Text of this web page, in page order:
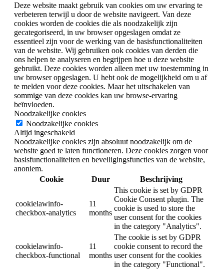
Deze website maakt gebruik van cookies om uw ervaring te
verbeteren terwijl u door de website navigeert. Van deze
cookies worden de cookies die als noodzakelijk zijn
gecategoriseerd, in uw browser opgeslagen omdat ze
essentieel zijn voor de werking van de basisfunctionaliteiten
van de website. Wij gebruiken ook cookies van derden die
ons helpen te analyseren en begrijpen hoe u deze website
gebruikt. Deze cookies worden alleen met uw toestemming in
uw browser opgeslagen. U hebt ook de mogelijkheid om u af
te melden voor deze cookies. Maar het uitschakelen van
sommige van deze cookies kan uw browse-ervaring
beïnvloeden.
Noodzakelijke cookies
Noodzakelijke cookies
Altijd ingeschakeld
Noodzakelijke cookies zijn absoluut noodzakelijk om de
website goed te laten functioneren. Deze cookies zorgen voor
basisfunctionaliteiten en beveiligingsfuncties van de website,
anoniem.
Cookie
Duur Beschrijving
cookielawinfo-
checkbox-analytics
11
months
This cookie is set by GDPR
Cookie Consent plugin. The
cookie is used to store the
user consent for the cookies
in the category "Analytics".
cookielawinfo-
checkbox-functional
11
months
The cookie is set by GDPR
cookie consent to record the
user consent for the cookies
in the category "Functional".